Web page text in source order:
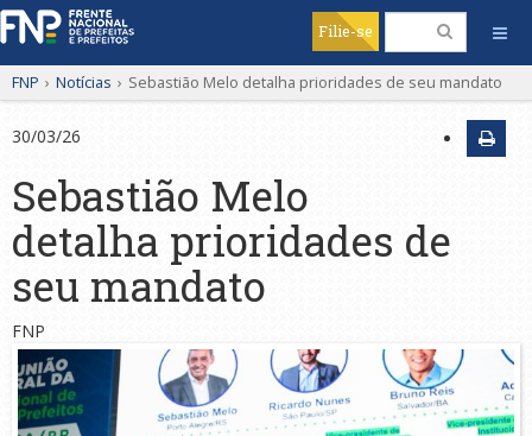
Filie-se
FNP › Notícias › Sebastião Melo detalha prioridades de seu mandato
30/03/26
Sebastião Melo
detalha prioridades de
seu mandato
FNP